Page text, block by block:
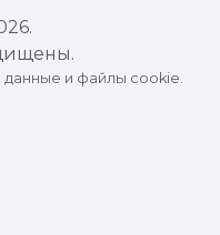
данные и файлы cookie.